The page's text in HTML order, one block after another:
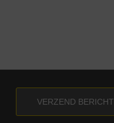
VERZEND BERICHT